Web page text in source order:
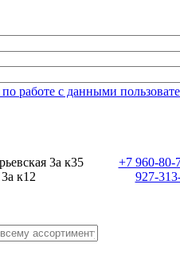
работе с данными
3а к35
к12
+7 960-80-
927-